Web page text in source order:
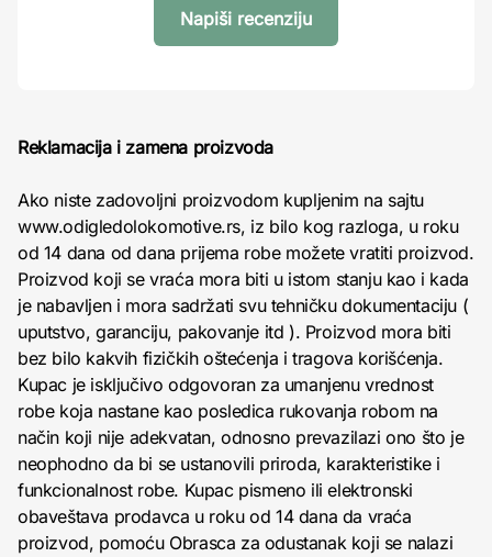
Napiši recenziju
Reklamacija i zamena proizvoda
Ako niste zadovoljni proizvodom kupljenim na sajtu
www.odigledolokomotive.rs, iz bilo kog razloga, u roku
od 14 dana od dana prijema robe možete vratiti proizvod.
Proizvod koji se vraća mora biti u istom stanju kao i kada
je nabavljen i mora sadržati svu tehničku dokumentaciju (
uputstvo, garanciju, pakovanje itd ). Proizvod mora biti
bez bilo kakvih fizičkih oštećenja i tragova korišćenja.
Kupac je isključivo odgovoran za umanjenu vrednost
robe koja nastane kao posledica rukovanja robom na
način koji nije adekvatan, odnosno prevazilazi ono što je
neophodno da bi se ustanovili priroda, karakteristike i
funkcionalnost robe. Kupac pismeno ili elektronski
obaveštava prodavca u roku od 14 dana da vraća
proizvod, pomoću Obrasca za odustanak koji se nalazi